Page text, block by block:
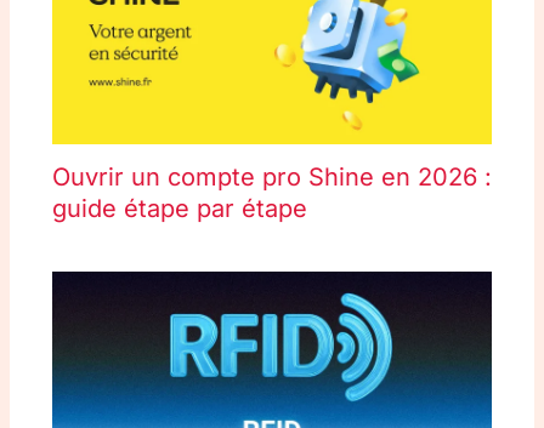
Ouvrir un compte pro Shine en 2026 :
guide étape par étape